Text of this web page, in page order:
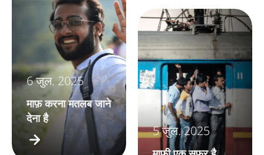
6 जुल. 2025
माफ़ करना मतलब जाने
देना है
5 जुल. 2025